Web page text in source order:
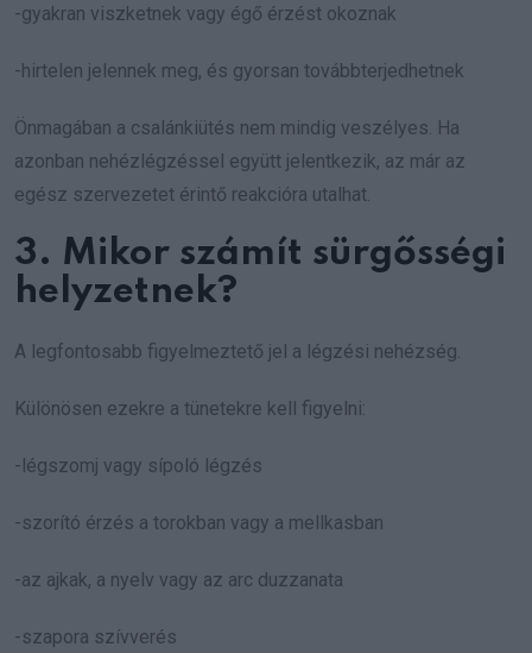
-gyakran viszketnek vagy égő érzést okoznak
-hirtelen jelennek meg, és gyorsan továbbterjedhetnek
Önmagában a csalánkiütés nem mindig veszélyes. Ha
azonban nehézlégzéssel együtt jelentkezik, az már az
egész szervezetet érintő reakcióra utalhat.
3. Mikor számít sürgősségi
helyzetnek?
A legfontosabb figyelmeztető jel a légzési nehézség.
Különösen ezekre a tünetekre kell figyelni:
-légszomj vagy sípoló légzés
-szorító érzés a torokban vagy a mellkasban
-az ajkak, a nyelv vagy az arc duzzanata
-szapora szívverés